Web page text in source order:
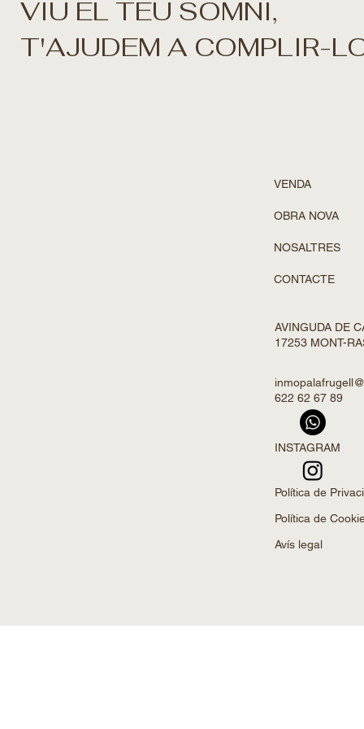
VIU EL TEU SOMNI,
T'AJUDEM A COMPLIR-
VENDA
OBRA NOVA
NOSALTRES
CONTACTE
AVINGUDA DE
17253 MONT-
622 62 67 89
INSTAGRAM
Política de
Política de
Avís legal